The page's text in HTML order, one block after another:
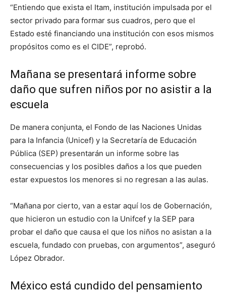
“Entiendo que exista el Itam, institución impulsada por el
sector privado para formar sus cuadros, pero que el
Estado esté financiando una institución con esos mismos
propósitos como es el CIDE”, reprobó.
Mañana se presentará informe sobre
daño que sufren niños por no asistir a la
escuela
De manera conjunta, el Fondo de las Naciones Unidas
para la Infancia (Unicef) y la Secretaría de Educación
Pública (SEP) presentarán un informe sobre las
consecuencias y los posibles daños a los que pueden
estar expuestos los menores si no regresan a las aulas.
“Mañana por cierto, van a estar aquí los de Gobernación,
que hicieron un estudio con la Unifcef y la SEP para
probar el daño que causa el que los niños no asistan a la
escuela, fundado con pruebas, con argumentos”, aseguró
López Obrador.
México está cundido del pensamiento